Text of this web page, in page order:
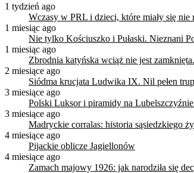
1 tydzień ago
Wczasy w PRL i dzieci, które miały się
1 miesiąc ago
Nie tylko Kościuszko i Pułaski. Nieznani
1 miesiąc ago
Zbrodnia katyńska wciąż nie jest
2 miesiące ago
Siódma krucjata Ludwika IX. Nil pełen
3 miesiące ago
Polski Luksor i piramidy na
3 miesiące ago
Madryckie corralas: historia sąsiedzkiego
4 miesiące ago
Pijackie oblicze Jagiellonów
4 miesiące ago
Zamach majowy 1926: jak narodziła się